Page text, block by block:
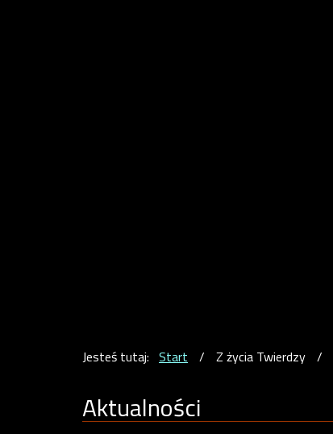
Jesteś tutaj: Start / Z życia Twierdzy /
Aktualności